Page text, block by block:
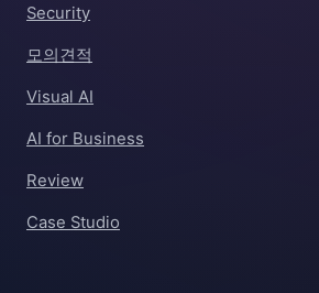
Security
모의견적
Visual AI
AI for Business
Review
Case Studio